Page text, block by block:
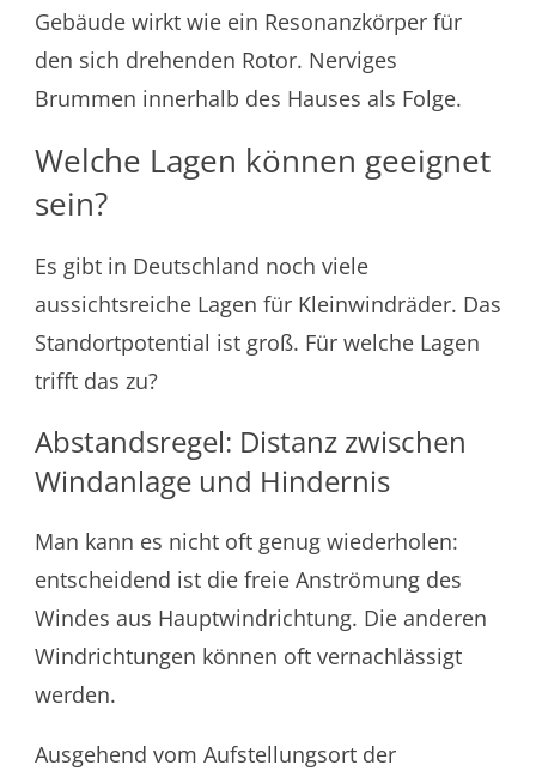
Gebäude wirkt wie ein Resonanzkörper für
den sich drehenden Rotor. Nerviges
Brummen innerhalb des Hauses als Folge.
Welche Lagen können geeignet
sein?
Es gibt in Deutschland noch viele
aussichtsreiche Lagen für Kleinwindräder. Das
Standortpotential ist groß. Für welche Lagen
trifft das zu?
Abstandsregel: Distanz zwischen
Windanlage und Hindernis
Man kann es nicht oft genug wiederholen:
entscheidend ist die freie Anströmung des
Windes aus Hauptwindrichtung. Die anderen
Windrichtungen können oft vernachlässigt
werden.
Ausgehend vom Aufstellungsort der